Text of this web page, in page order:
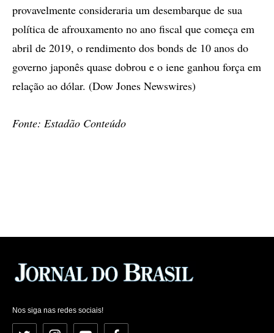
provavelmente consideraria um desembarque de sua
política de afrouxamento no ano fiscal que começa em
abril de 2019, o rendimento dos bonds de 10 anos do
governo japonês quase dobrou e o iene ganhou força em
relação ao dólar. (Dow Jones Newswires)
Fonte: Estadão Conteúdo
Nos siga nas redes sociais!